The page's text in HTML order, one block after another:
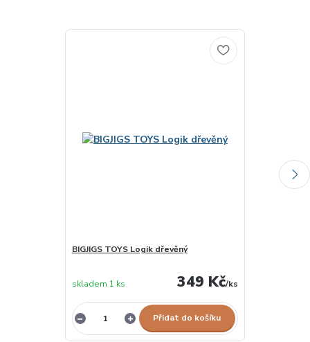
BIGJIGS TOYS Logik dřevěný
349 Kč/ks
skladem 1 ks
Přidat do košíku